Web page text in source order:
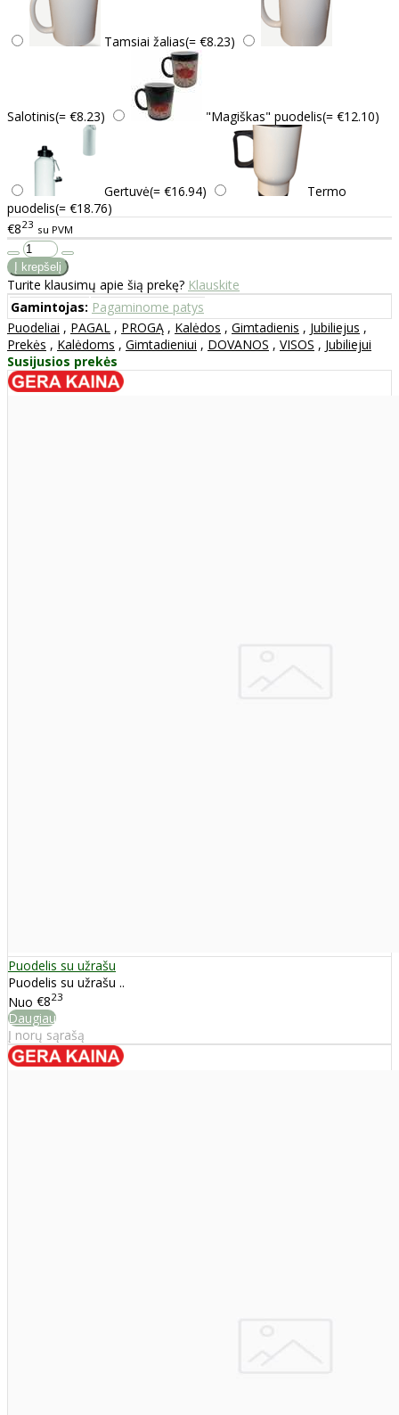
Tamsiai žalias(= €8.23)
Salotinis(= €8.23) "Magiškas" puodelis(= €12.10)
Gertuvė(= €16.94)
Termo
puodelis(= €18.76)
€823 su PVM
Turite klausimų apie šią prekę? Klauskite
Gamintojas: Pagaminome patys
Puodeliai , PAGAL , PROGĄ , Kalėdos , Gimtadienis , Jubiliejus ,
Prekės , Kalėdoms , Gimtadieniui , DOVANOS , VISOS , Jubiliejui
Susijusios prekės
Puodelis su užrašu
Puodelis su užrašu ..
Nuo €823
Daugiau
Į norų sąrašą